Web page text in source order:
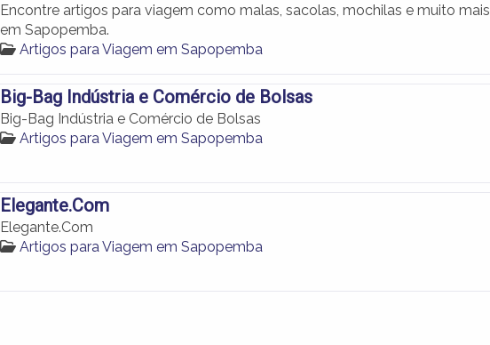
Encontre artigos para viagem como malas, sacolas, mochilas e muito mais
em Sapopemba.
Artigos para Viagem em Sapopemba
Big-Bag Indústria e Comércio de Bolsas
Big-Bag Indústria e Comércio de Bolsas
Artigos para Viagem em Sapopemba
Elegante.Com
Elegante.Com
Artigos para Viagem em Sapopemba